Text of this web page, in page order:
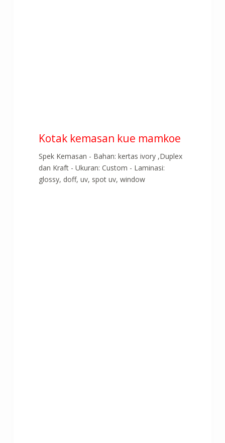
Kotak kemasan kue mamkoe
Spek Kemasan - Bahan: kertas ivory ,Duplex
dan Kraft - Ukuran: Custom - Laminasi:
glossy, doff, uv, spot uv, window